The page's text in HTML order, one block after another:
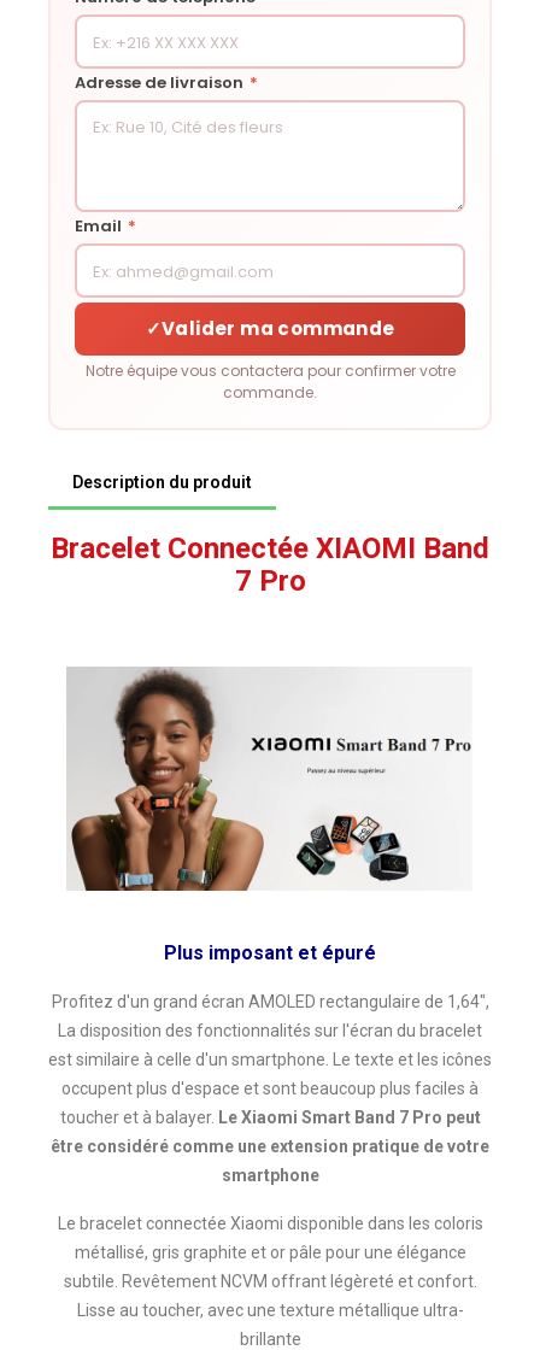
Adresse de livraison *
Email *
✓Valider ma commande
Notre équipe vous contactera pour confirmer votre
commande.
Description du produit
Bracelet Connectée XIAOMI Band
7 Pro
Plus imposant et épuré
Profitez d'un grand écran AMOLED rectangulaire de 1,64",
La disposition des fonctionnalités sur l'écran du bracelet
est similaire à celle d'un smartphone. Le texte et les icônes
occupent plus d'espace et sont beaucoup plus faciles à
toucher et à balayer. Le Xiaomi Smart Band 7 Pro peut
être considéré comme une extension pratique de votre
smartphone
Le bracelet connectée Xiaomi disponible dans les coloris
métallisé, gris graphite et or pâle pour une élégance
subtile. Revêtement NCVM offrant légèreté et confort.
Lisse au toucher, avec une texture métallique ultra-
brillante